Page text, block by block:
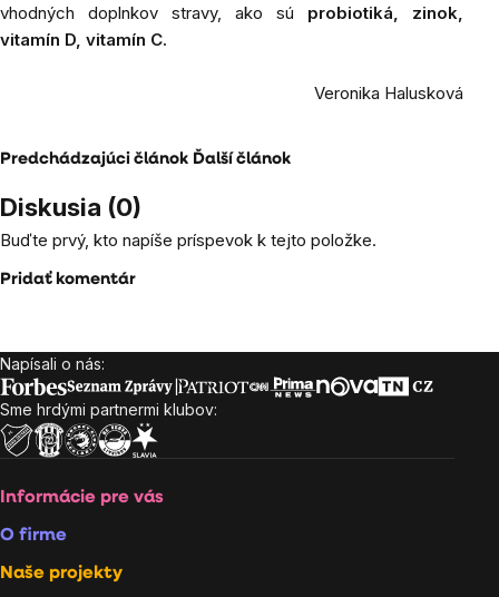
vhodných doplnkov stravy, ako sú probiotiká zinok
vitamín D vitamín C.
Veronika Halusková
Predchádzajúci článok Ďalší článok
Diskusia (0)
Buďte prvý, kto napíše príspevok k tejto položke.
Pridať komentár
Zápätie
Napísali o nás:
Sme hrdými partnermi klubov:
Informácie pre vás
O firme
Naše projekty